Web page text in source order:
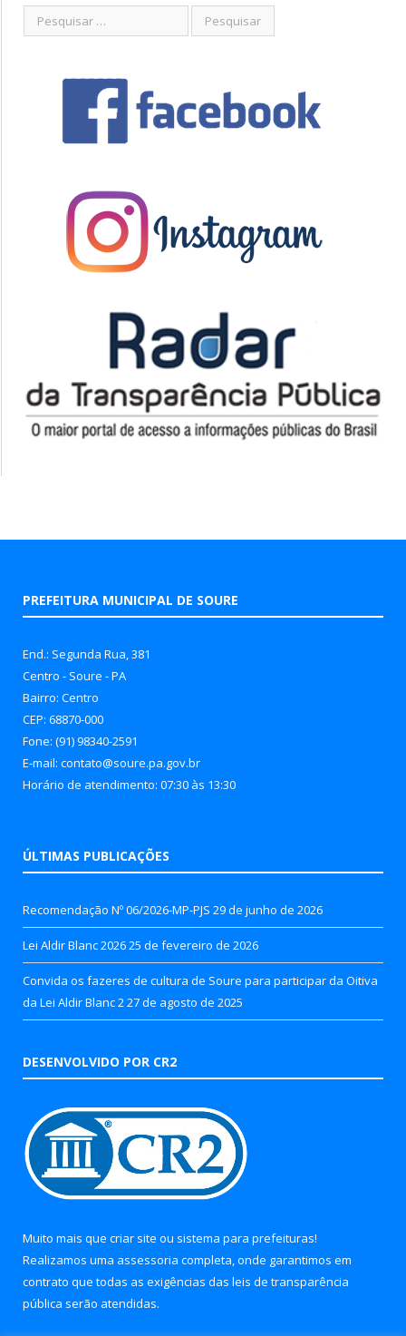
PREFEITURA MUNICIPAL DE SOURE
End.: Segunda Rua, 381
Centro - Soure - PA
Bairro: Centro
CEP: 68870-000
Fone: (91) 98340-2591
E-mail: contato@soure.pa.gov.br
Horário de atendimento: 07:30 às 13:30
ÚLTIMAS PUBLICAÇÕES
Recomendação Nº 06/2026-MP-PJS 29 de junho de 2026
Lei Aldir Blanc 202625 de fevereiro de 2026
Convida os fazeres de cultura de Soure para participar da Oitiva
da Lei Aldir Blanc 2 27 de agosto de 2025
DESENVOLVIDO POR CR2
Muito mais que criar site ou sistema para prefeituras!
Realizamos uma assessoria completa, onde garantimos em
contrato que todas as exigências das leis de transparência
pública serão atendidas.